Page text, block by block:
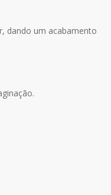
dando um acabamento